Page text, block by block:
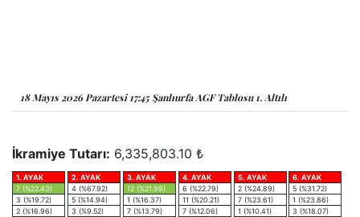
18 Mayıs 2026 Pazartesi 17:45 Şanlıurfa AGF Tablosu 1. Altılı
İkramiye Tutarı: 6,335,803.10 ₺
1. AYAK
7 (%22.43)
3 (%19.72)
2 (%16.96)
2. AYAK
4 (%67.92)
5 (%14.94)
3 (%9.52)
3. AYAK
12 (%21.99)
1 (%16.37)
7 (%13.79)
4. AYAK
6 (%22.79)
11 (%20.21)
7 (%12.06)
5. AYAK
2 (%24.89)
7 (%23.61)
1 (%10.41)
6. AYAK
5 (%31.72)
1 (%23.86)
3 (%18.07)